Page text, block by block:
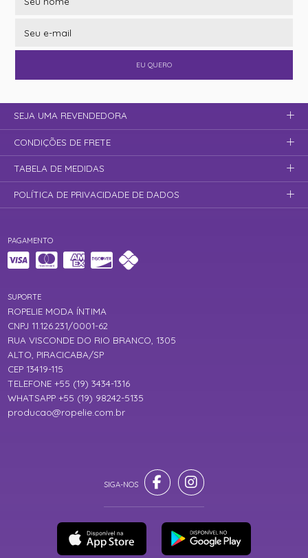
EU QUERO
PAGAMENTO
SUPORTE
ROPELIE MODA ÍNTIMA
CNPJ 11.126.231/0001-62
RUA VISCONDE DO RIO BRANCO, 1305
ALTO, PIRACICABA/SP
CEP 13419-115
TELEFONE +55 (19) 3434-1316
WHATSAPP +55 (19) 98242-5135
producao@ropelie.com.br
SEJA UMA REVENDEDORA
CONDIÇÕES DE FRETE
TABELA DE MEDIDAS
POLÍTICA DE PRIVACIDADE DE DADOS